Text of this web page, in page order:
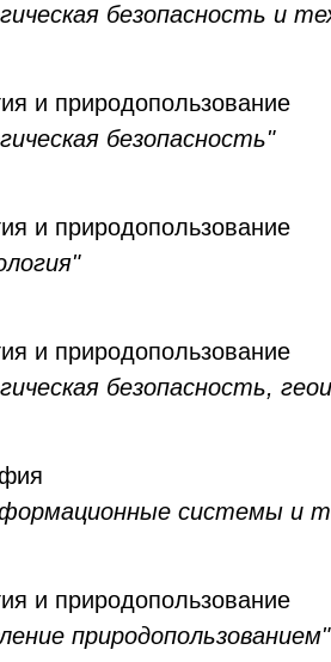
безопасность и
и природопользование
безопасность"
и природопользование
и природопользование
безопасность,
системы и
и природопользование
природопользованием"